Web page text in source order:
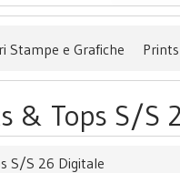
Stampe e Grafiche
& Tops S/S
S/S 26 Digitale